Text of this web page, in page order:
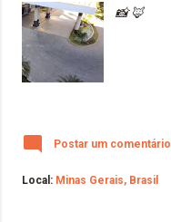
📸 🦊
Postar um comentário
Local: Minas Gerais, Brasil